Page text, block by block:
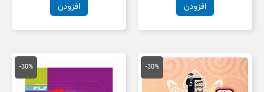
افزودن افزودن
-30%
قیمت
اصلی
5,000 تومان
بود.
قیمت
فعلی
3,500 تومان
-30%
اصلی
69,000 تومان
بود.
قیمت
فعلی
است.